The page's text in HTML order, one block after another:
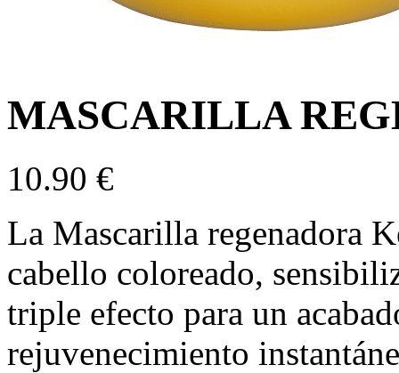
MASCARILLA
10.90 €
La Mascarilla regenadora
cabello coloreado,
triple efecto para un
rejuvenecimiento